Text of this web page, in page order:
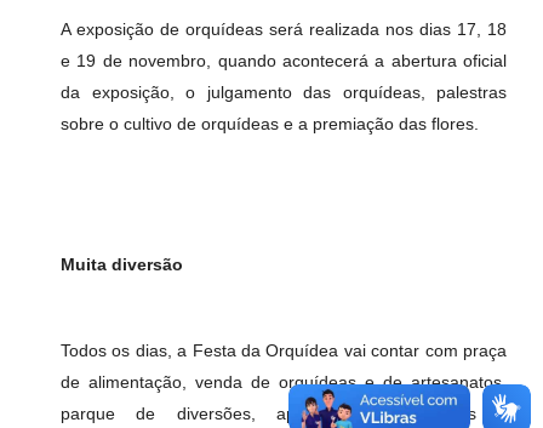
A exposição de orquídeas será realizada nos dias 17, 18
e 19 de novembro, quando acontecerá a abertura oficial
da exposição, o julgamento das orquídeas, palestras
sobre o cultivo de orquídeas e a premiação das flores.
Muita diversão
Todos os dias, a Festa da Orquídea vai contar com praça
de alimentação, venda de orquídeas e de artesanatos,
parque de diversões, apresentações culturais e